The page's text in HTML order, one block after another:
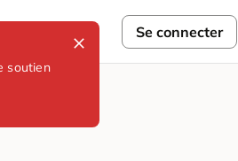
soutien
Se connecter